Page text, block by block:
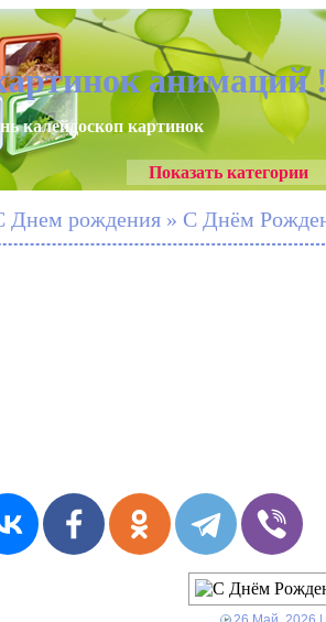
анимаций
калейдоскоп картинок
Показать категории
Днем рождения » С Днём